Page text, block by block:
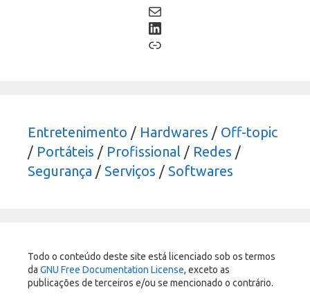
Mail
LinkedIn
Link
Entretenimento / Hardwares / Off-topic
/ Portáteis / Profissional / Redes /
Segurança / Serviços / Softwares
Todo o conteúdo deste site está licenciado sob os termos
da GNU Free Documentation License, exceto as
publicações de terceiros e/ou se mencionado o contrário.